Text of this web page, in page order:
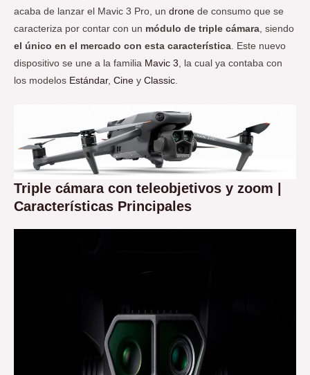
acaba de lanzar el Mavic 3 Pro, un drone de consumo que se
caracteriza por contar con un módulo de triple cámara , siendo
el único en el mercado con esta característica . Este nuevo
dispositivo se une a la familia Mavic 3 , la cual ya contaba con
los modelos Estándar, Cine y Classic
Triple cámara con teleobjetivos y zoom |
Características Principales